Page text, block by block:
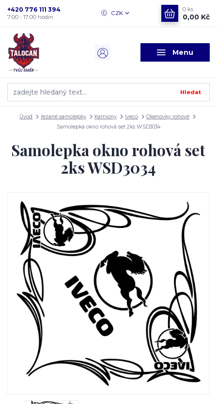
Menu
CZK
Hledat
+420 776 111 394
7:00 - 17:00 hodin
0 ks
0,00 Kč
Úvod řezané samolepky Kamiony Iveco
Okenovky rohové
Samolepka okno rohová set 2ks WSD3034
Samolepka okno rohová set
2ks WSD3034